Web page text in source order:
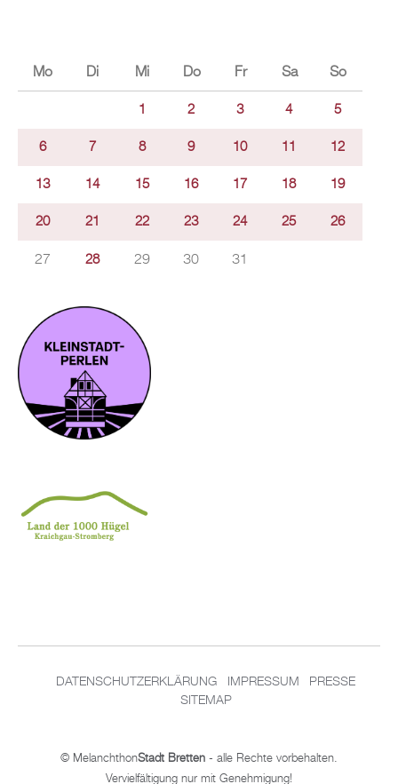
Mo Di Mi Do Fr Sa So
1 2 3 4 5
6 7 8 9 10 11 12
13 14 15 16 17 18 19
20 21 22 23 24 25 26
27 28 29 30 31
DATENSCHUTZERKLÄRUNG IMPRESSUM
PRESSE
SITEMAP
© MelanchthonStadt Bretten - alle Rechte vorbehalten.
Vervielfältigung nur mit Genehmigung!